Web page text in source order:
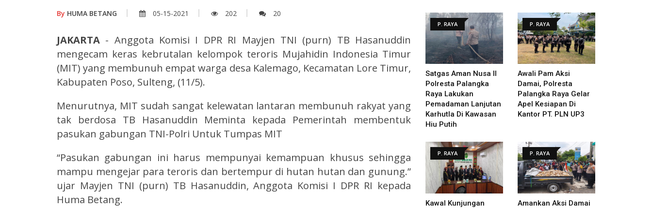
By HUMA BETANG 05-15-2021 202 20
JAKARTA - Anggota Komisi I DPR RI Mayjen TNI (purn) TB Hasanuddin
mengecam keras kebrutalan kelompok teroris Mujahidin Indonesia Timur
(MIT) yang membunuh empat warga desa Kalemago, Kecamatan Lore Timur,
Kabupaten Poso, Sulteng, (11/5).
Menurutnya, MIT sudah sangat kelewatan lantaran membunuh rakyat yang
tak berdosa TB Hasanuddin Meminta kepada Pemerintah membentuk
pasukan gabungan TNI-Polri Untuk Tumpas MIT
“Pasukan gabungan ini harus mempunyai kemampuan khusus sehingga
mampu mengejar para teroris dan bertempur di hutan hutan dan gunung.”
ujar Mayjen TNI (purn) TB Hasanuddin, Anggota Komisi I DPR RI kepada
Huma Betang.
P. RAYA
Satgas Aman Nusa II
Polresta Palangka
Raya Lakukan
Pemadaman Lanjutan
Karhutla Di Kawasan
Hiu Putih
P. RAYA
Awali Pam Aksi
Damai, Polresta
Palangka Raya Gelar
Apel Kesiapan Di
Kantor PT. PLN UP3
P. RAYA
Kawal Kunjungan
P. RAYA
Amankan Aksi Damai